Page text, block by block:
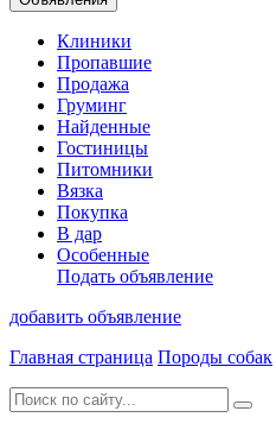
Клиники
Пропавшие
Продажа
Груминг
Найденные
Гостиницы
Питомники
Вязка
Покупка
В дар
Особенные
Подать объявление
добавить объявление
Главная страница Породы собак